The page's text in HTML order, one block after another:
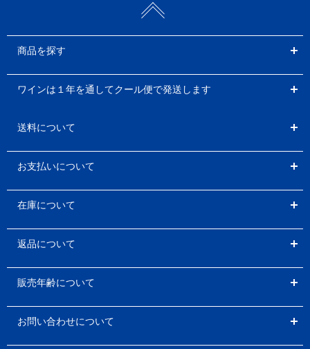
商品を探す
ワインは１年を通してクール便で発送します
送料について
お支払いについて
在庫について
返品について
販売年齢について
お問い合わせについて